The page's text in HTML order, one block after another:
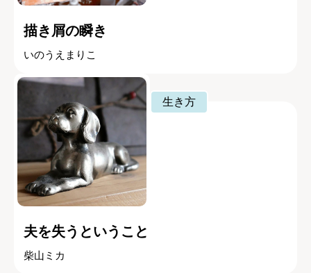
描き屑の瞬き
いのうえまりこ
生き方
夫を失うということ
柴山ミカ